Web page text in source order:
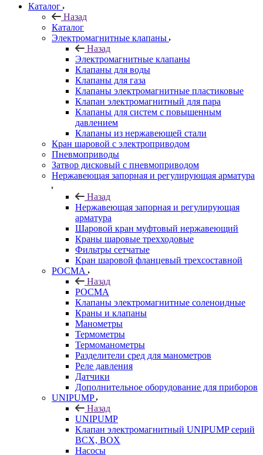
Каталог
Назад
Каталог
Электромагнитные клапаны
Назад
Электромагнитные клапаны
Клапаны для воды
Клапаны для газа
Клапаны электромагнитные пластиковые
Клапан электромагнитный для пара
Клапаны для систем с повышенным
давлением
Клапаны из нержавеющей стали
Кран шаровой с электроприводом
Пневмоприводы
Затвор дисковый с пневмоприводом
Нержавеющая запорная и регулирующая арматура
Назад
Нержавеющая запорная и регулирующая
арматура
Шаровой кран муфтовый нержавеющий
Краны шаровые трехходовые
Фильтры сетчатые
Кран шаровой фланцевый трехсоставной
РОСМА
Назад
РОСМА
Клапаны электромагнитные соленоидные
Краны и клапаны
Манометры
Термометры
Термоманометры
Разделители сред для манометров
Реле давления
Датчики
Дополнительное оборудование для приборов
UNIPUMP
Назад
UNIPUMP
Клапан электромагнитный UNIPUMP серий
BCX, BOX
Насосы